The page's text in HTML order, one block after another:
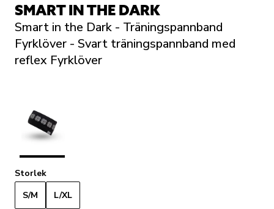
SMART IN THE DARK
Smart in the Dark - Träningspannband
Fyrklöver - Svart träningspannband med
reflex Fyrklöver
Storlek
S/M
L/XL